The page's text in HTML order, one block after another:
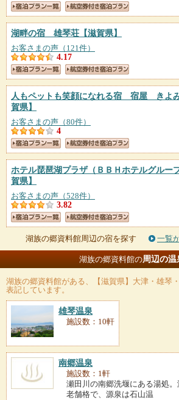
湖畔の宿 雄琴荘 【滋賀県】
お客さまの声（121件）
4.17
人もペットも笑顔になれる宿 宿屋 きよ
賀県】
お客さまの声（80件）
4
ホテル琵琶湖プラザ（ＢＢＨホテルグループ
賀県】
お客さまの声（528件）
3.82
湖族の郷資料館周辺の宿を探す 一覧
湖族の郷資料館の周辺の温
湖族の郷資料館がある、【滋賀県】大津・雄琴
表記しています。
雄琴温泉
施設数：10軒
南郷温泉
施設数：1軒
瀬田川の南郷洗堰にある湯処
老舗格で、源泉は石山温